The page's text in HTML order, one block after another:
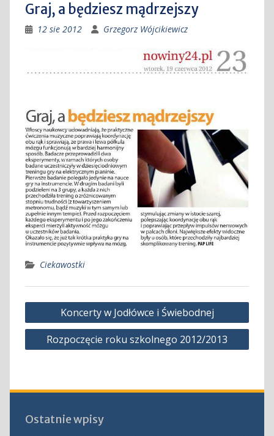
Graj, a będziesz mądrzejszy
12 sie 2012 Grzegorz Wójcikiewicz
Ciekawostki
Nawigacja
wpisu
Koncerty w Jodłówce i Świebodnej
Rozpoczęcie roku szkolnego 2012/2013
Ostatnie wpisy